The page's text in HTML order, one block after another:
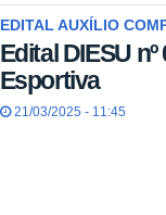
EDITAL AUXÍLIO
Edital DIESU
Esportiva
21/03/2025 - 11:45